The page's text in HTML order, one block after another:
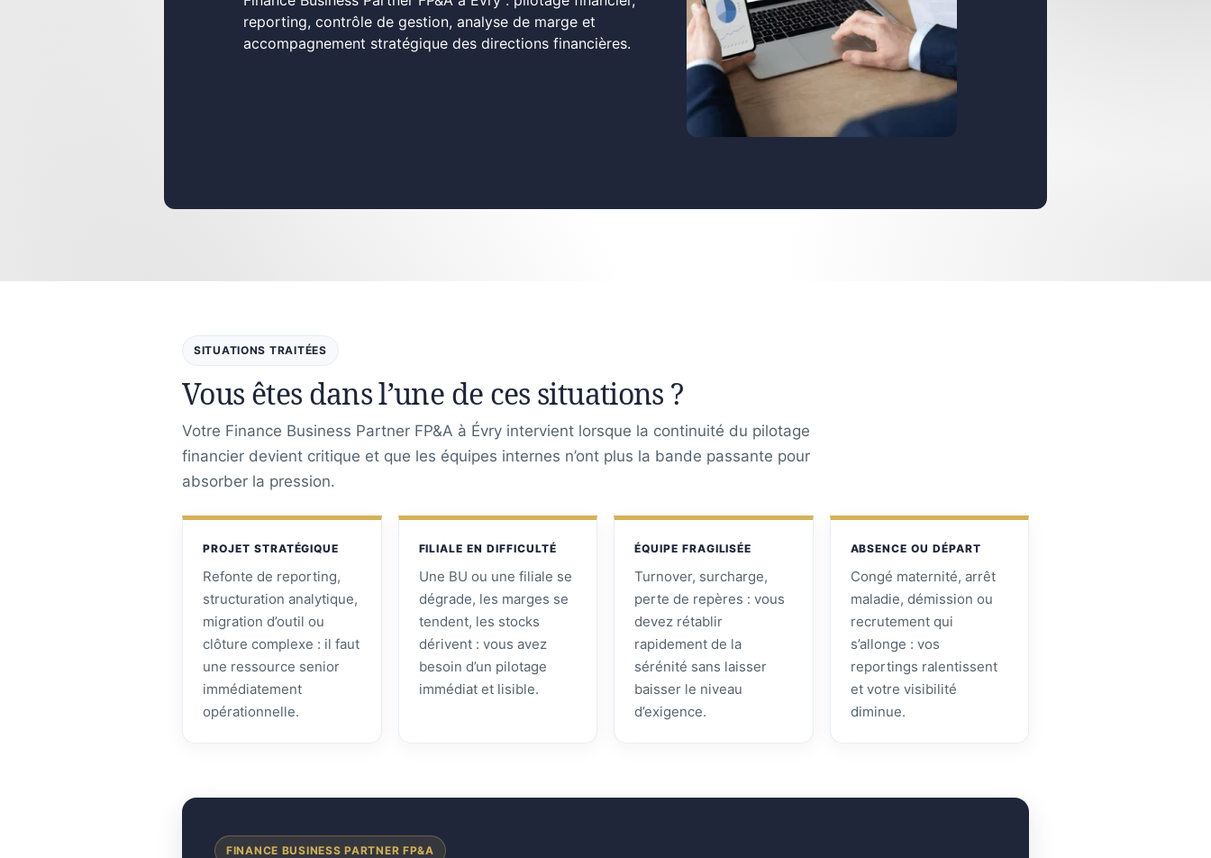
reporting, contrôle de gestion, analyse de marge et
accompagnement stratégique des directions financières.
SITUATIONS TRAITÉES
Vous êtes dans l’une de ces situations ?
Votre Finance Business Partner FP&A à Évry intervient lorsque la continuité du pilotage
financier devient critique et que les équipes internes n’ont plus la bande passante pour
absorber la pression.
PROJET STRATÉGIQUE
Refonte de reporting,
structuration analytique,
migration d’outil ou
clôture complexe : il faut
une ressource senior
immédiatement
opérationnelle.
FILIALE EN DIFFICULTÉ
Une BU ou une filiale se
dégrade, les marges se
tendent, les stocks
dérivent : vous avez
besoin d’un pilotage
immédiat et lisible.
ÉQUIPE FRAGILISÉE
Turnover, surcharge,
perte de repères : vous
devez rétablir
rapidement de la
sérénité sans laisser
baisser le niveau
d’exigence.
ABSENCE OU DÉPART
Congé maternité, arrêt
maladie, démission ou
recrutement qui
s’allonge : vos
reportings ralentissent
et votre visibilité
diminue.
FINANCE BUSINESS PARTNER FP&A